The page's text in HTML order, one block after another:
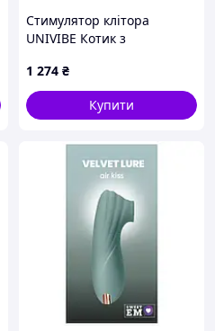
Стимулятор клітора
UNIVIBE Котик з
рожевий для жінок для
точкової стимуляції
1 274 ₴
Купити